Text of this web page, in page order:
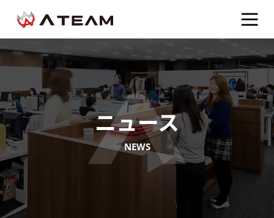
ニュース
NEWS